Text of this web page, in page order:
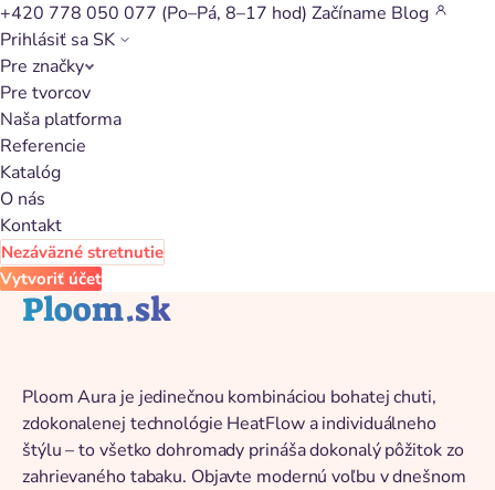
+420 778 050 077 (Po–Pá, 8–17 hod) Začíname Blog
Prihlásiť sa SK
Pre značky
Pre tvorcov
Naša platforma
Referencie
Katalóg
O nás
Kontakt
Nezáväzné stretnutie
Vytvoriť účet
Späť na katalóg
Ploom.sk
Ploom Aura je jedinečnou kombináciou bohatej chuti,
zdokonalenej technológie HeatFlow a individuálneho
štýlu – to všetko dohromady prináša dokonalý pôžitok zo
zahrievaného tabaku. Objavte modernú voľbu v dnešnom